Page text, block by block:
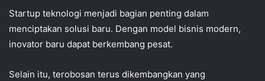
Startup teknologi menjadi bagian penting dalam
menciptakan solusi baru. Dengan model bisnis modern,
inovator baru dapat berkembang pesat.
Selain itu, terobosan terus dikembangkan yang